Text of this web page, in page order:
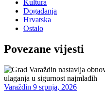
Kultura
Događanja
Hrvatska
Ostalo
Povezane vijesti
Varaždin 9 srpnja, 2026